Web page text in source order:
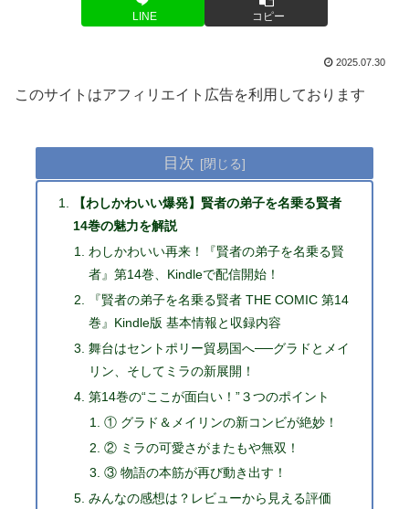
LINE コピー
2025.07.30
このサイトはアフィリエイト広告を利用しております
目次
【わしかわいい爆発】賢者の弟子を名乗る賢者
14巻の魅力を解説
わしかわいい再来！『賢者の弟子を名乗る賢
者』第14巻、Kindleで配信開始！
『賢者の弟子を名乗る賢者 THE COMIC 第14
巻』Kindle版 基本情報と収録内容
舞台はセントポリー貿易国へ──グラドとメイ
リン、そしてミラの新展開！
第14巻の“ここが面白い！”３つのポイント
① グラド＆メイリンの新コンビが絶妙！
② ミラの可愛さがまたもや無双！
③ 物語の本筋が再び動き出す！
みんなの感想は？レビューから見える評価